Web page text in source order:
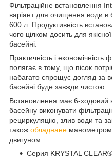
Фільтраційне встановлення
варіант для очищення води
600 л. Продуктивність
чого цілком досить для
басейні.
Практичність і економічність
полягає в тому, що пісок
набагато спрощує догляд за
басейні буде завжди чистою.
Встановлення має 6-ходовий
басейну виконувати
рециркуляцію, злив води та
також обладнане
двигуном.
Серия KRYSTAL CLEAR®